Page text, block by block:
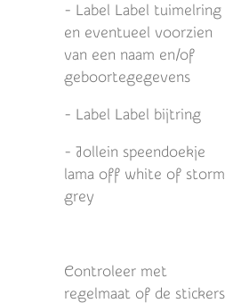
- Label Label tuimelring
en eventueel voorzien
van een naam en/of
geboortegegevens
- Label Label bijtring
- Jollein speendoekje
lama off white of storm
grey
Controleer met
regelmaat of de stickers